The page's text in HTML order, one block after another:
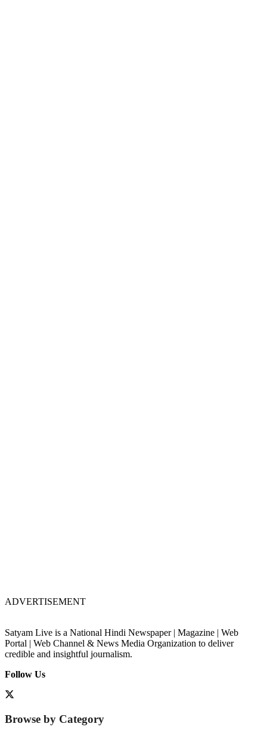
ADVERTISEMENT
Satyam Live is a National Hindi Newspaper | Magazine | Web
Portal | Web Channel & News Media Organization to deliver
credible and insightful journalism.
Follow Us
Browse by Category